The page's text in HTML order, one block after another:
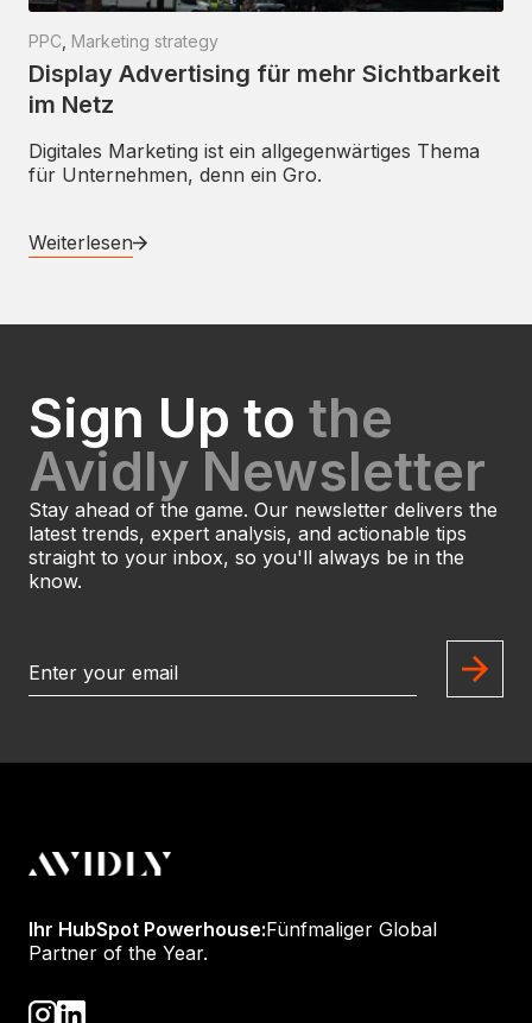
PPC Marketing strategy
Display Advertising für mehr Sichtbarkeit
im Netz
Digitales Marketing ist ein allgegenwärtiges Thema
für Unternehmen, denn ein Gro.
Weiterlesen
Sign Up to the
Avidly Newsletter
Stay ahead of the game. Our newsletter delivers the
latest trends, expert analysis, and actionable tips
straight to your inbox, so you'll always be in the
know.
Ihr HubSpot Powerhouse:Fünfmaliger Global
Partner of the Year.